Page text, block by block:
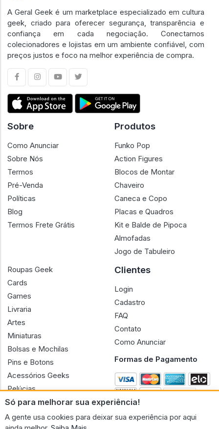
Só para melhorar sua experiência!
A gente usa cookies para deixar sua experiência por aqui
A Geral Geek é um marketplace especializado em cultura
geek, criado para oferecer segurança, transparência e
confiança em cada negociação. Conectamos
colecionadores e lojistas em um ambiente confiável, com
preços justos e foco na melhor experiência de compra.
Sobre
Como Anunciar
Sobre Nós
Termos
Pré-Venda
Políticas
Blog
Termos Frete Grátis
Produtos
Funko Pop
Action Figures
Blocos de Montar
Chaveiro
Caneca e Copo
Placas e Quadros
Kit e Balde de Pipoca
Almofadas
Jogo de Tabuleiro
Roupas Geek
Cards
Games
Livraria
Artes
Miniaturas
Bolsas e Mochilas
Pins e Botons
Acessórios Geeks
Pelúcias
Bonecas
Clientes
Login
Cadastro
FAQ
Contato
Como Anunciar
Formas de Pagamento